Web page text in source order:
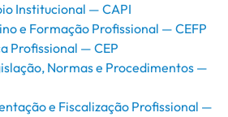
Institucional — CAPI
e Formação Profissional — CEFP
Profissional — CEP
Normas e Procedimentos —
e Fiscalização Profissional —